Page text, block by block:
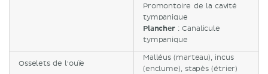
Promontoire de la cavité
tympanique
Plancher: Canalicule
tympanique
Osselets de l'ouïe
Malléus (marteau), incus
(enclume), stapès (étrier)